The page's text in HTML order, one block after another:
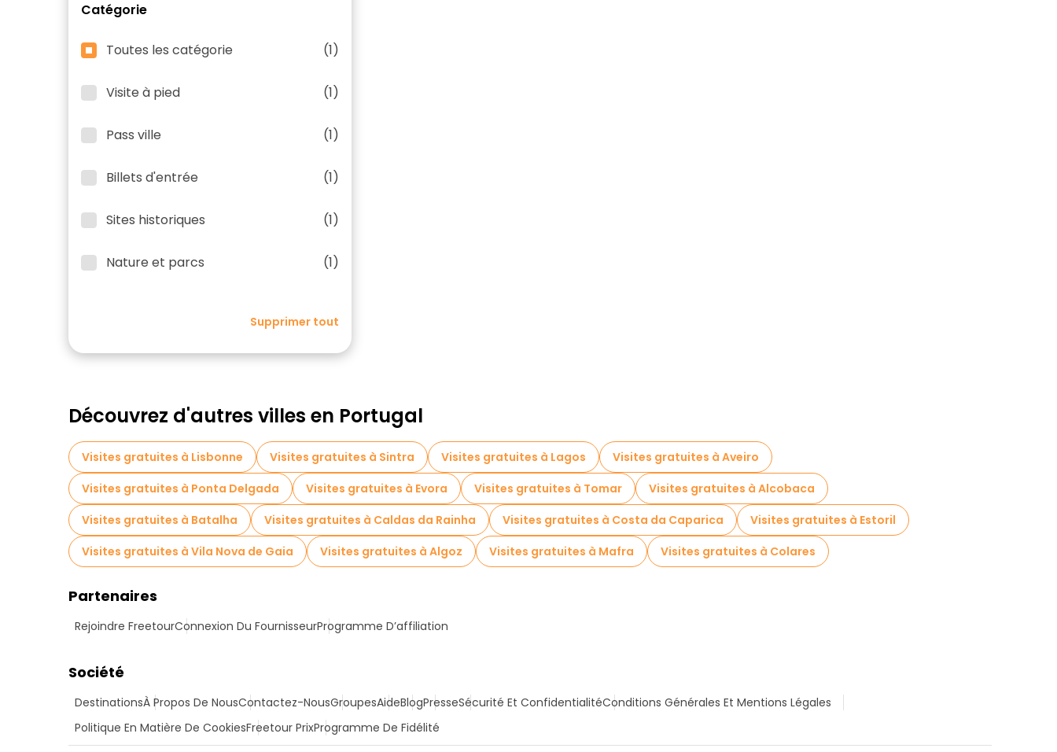
Catégorie
Toutes les catégorie (1)
Visite à pied (1)
Pass ville (1)
Billets d'entrée (1)
Sites historiques (1)
Nature et parcs (1)
Supprimer tout
Découvrez d'autres villes en Portugal
Visites gratuites à Lisbonne Visites gratuites à Sintra Visites gratuites à Lagos
Visites gratuites à Aveiro
Visites gratuites à Ponta Delgada
Visites gratuites à Evora Visites gratuites à Tomar
Visites gratuites à Alcobaca
Visites gratuites à Batalha
Visites gratuites à Caldas da Rainha Visites gratuites à Costa da Caparica
Visites gratuites à Estoril
Visites gratuites à Vila Nova de Gaia
Visites gratuites à Algoz Visites gratuites à Mafra Visites gratuites à Colares
Partenaires
Rejoindre FreetourConnexion Du FournisseurProgramme D’affiliation
Société
DestinationsÀ Propos De NousContactez-NousGroupesAideBlogPresseSécurité Et ConfidentialitéConditions Générales Et Mentions Légales
Politique En Matière De CookiesFreetour PrixProgramme De Fidélité